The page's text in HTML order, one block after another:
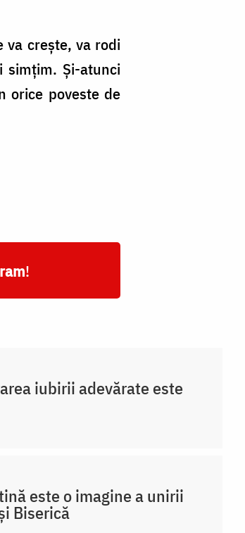
va crește, va rodi
Și-atunci
orice poveste de
!
iubirii adevărate este
este o imagine a unirii
Biserică